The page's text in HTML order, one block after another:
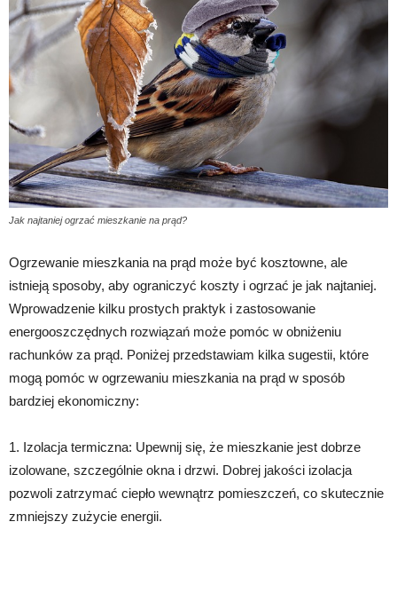
Jak najtaniej ogrzać mieszkanie na prąd?
Ogrzewanie mieszkania na prąd może być kosztowne, ale
istnieją sposoby, aby ograniczyć koszty i ogrzać je jak najtaniej.
Wprowadzenie kilku prostych praktyk i zastosowanie
energooszczędnych rozwiązań może pomóc w obniżeniu
rachunków za prąd. Poniżej przedstawiam kilka sugestii, które
mogą pomóc w ogrzewaniu mieszkania na prąd w sposób
bardziej ekonomiczny:
1. Izolacja termiczna: Upewnij się, że mieszkanie jest dobrze
izolowane, szczególnie okna i drzwi. Dobrej jakości izolacja
pozwoli zatrzymać ciepło wewnątrz pomieszczeń, co skutecznie
zmniejszy zużycie energii.